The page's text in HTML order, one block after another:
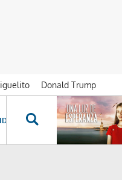
Donald Trump
ESPECIALES NOVELAS